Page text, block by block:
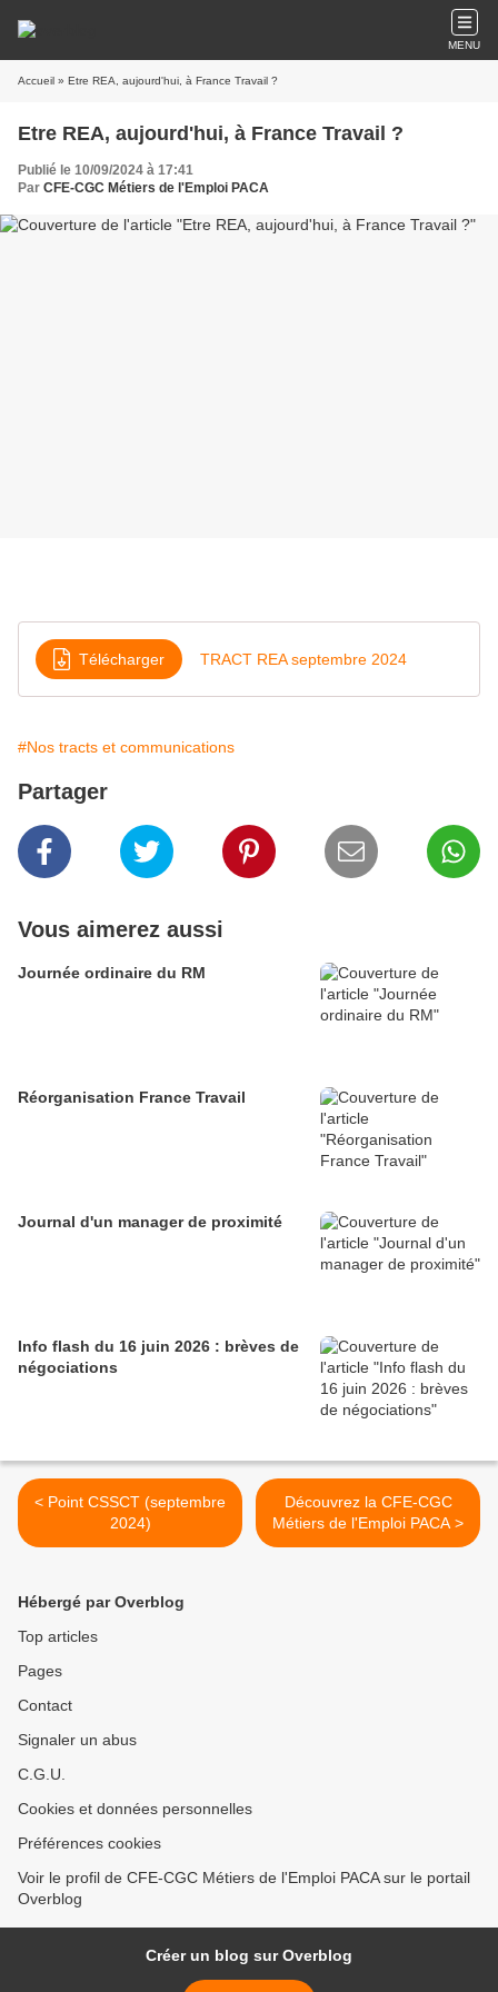
MENU
Accueil » Etre REA, aujourd'hui, à France Travail ?
Etre REA, aujourd'hui, à France Travail ?
Publié le 10/09/2024 à 17:41
Par CFE-CGC Métiers de l'Emploi PACA
Télécharger TRACT REA septembre 2024
#Nos tracts et communications
Partager
Vous aimerez aussi
Journée ordinaire du RM
Réorganisation France Travail
Journal d'un manager de proximité
Info flash du 16 juin 2026 : brèves de
négociations
< Point CSSCT (septembre
2024)
Découvrez la CFE-CGC
Métiers de l'Emploi PACA >
Hébergé par Overblog
Top articles
Pages
Contact
Signaler un abus
C.G.U.
Cookies et données personnelles
Préférences cookies
Voir le profil de CFE-CGC Métiers de l'Emploi PACA sur le portail
Overblog
Créer un blog sur Overblog